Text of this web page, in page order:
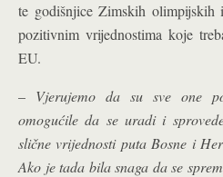
te godišnjice Zimskih olimpijskih
pozitivnim vrijednostima koje
EU.
– Vjerujemo da su sve one
omogućile da se uradi i
slične vrijednosti puta Bosne i
Ako je tada bila snaga da se